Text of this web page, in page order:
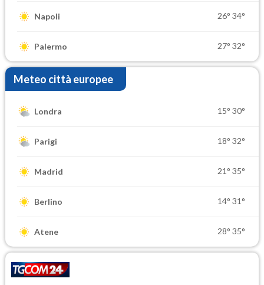
Napoli 26° 34°
Palermo 27° 32°
Meteo città europee
Londra 15° 30°
Parigi 18° 32°
Madrid 21° 35°
Berlino 14° 31°
Atene 28° 35°